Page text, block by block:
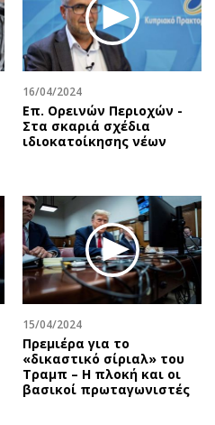
Γενικά
Αναδρομές
Πρόσωπα
Περιβάλλον
Good Life
Γυναίκα
Ταξίδια
Συνταγές
Έξοδος
Media
Εκπομπές
Wine routes
Podcasts
Uncut
16/04/2024
Επ. Ορεινών Περιοχών -
Στα σκαριά σχέδια
ιδιοκατοίκησης νέων
15/04/2024
Πρεμιέρα για το
«δικαστικό σίριαλ» του
Τραμπ – Η πλοκή και οι
βασικοί πρωταγωνιστές